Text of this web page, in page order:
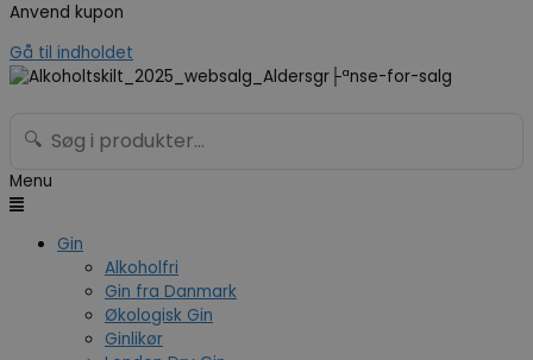
Anvend kupon
Gå til indholdet
🔍
Menu
Gin
Alkoholfri
Gin fra Danmark
Økologisk Gin
Ginlikør